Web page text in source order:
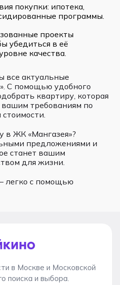
покупки: ипотека,
программы.
проекты
убедиться в её
качества.
все актуальные
С помощью удобного
квартиру, которая
вашим требованиям по
в ЖК «Мангазея»?
предложениями и
станет вашим
для жизни.
легко с помощью
в Москве и Московской
поиска и выбора.